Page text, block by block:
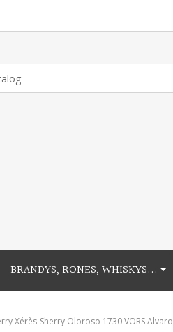
BRANDYS, RONES, WHISKYS...
Xérès-Sherry Oloroso 1730 VORS